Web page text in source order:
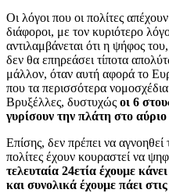
Οι λόγοι που οι πολίτες
διάφοροι, με τον κυριότερο
αντιλαμβάνεται ότι η ψήφος
δεν θα επηρεάσει τίποτα
μάλλον, όταν αυτή αφορά το
που τα περισσότερα
Βρυξέλλες, δυστυχώς οι 6
γυρίσουν την πλάτη στο
Επίσης, δεν πρέπει να αγνοηθεί
πολίτες έχουν κουραστεί να
τελευταία 24ετία έχουμε
και συνολικά έχουμε πάει